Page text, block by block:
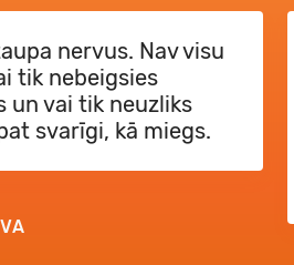
nervus. Nav visu
tik nebeigsies
un vai tik neuzliks
svarīgi, kā miegs.